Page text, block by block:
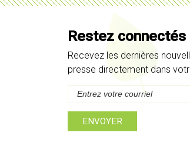
Restez connectés
Recevez les dernières
presse directement dans
ENVOYER